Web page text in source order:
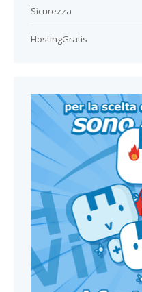
Sicurezza
HostingGratis